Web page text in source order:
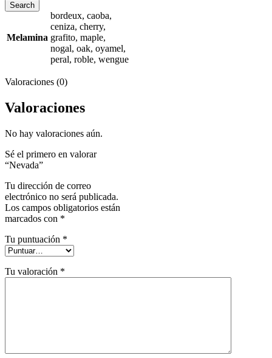
Search
Melamina
bordeux, caoba,
ceniza, cherry,
grafito, maple,
nogal, oak, oyamel,
peral, roble, wengue
Valoraciones (0)
Valoraciones
No hay valoraciones aún.
Sé el primero en valorar
“Nevada”
Tu dirección de correo
electrónico no será publicada.
Los campos obligatorios están
marcados con *
Tu puntuación *
Tu valoración *